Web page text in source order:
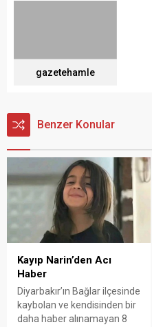
gazetehamle
Benzer Konular
Kayıp Narin’den Acı
Haber
Diyarbakır’ın Bağlar ilçesinde
kaybolan ve kendisinden bir
daha haber alınamayan 8